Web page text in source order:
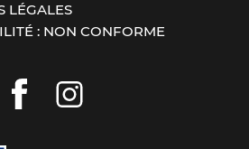
LÉGALES
: NON CONFORME